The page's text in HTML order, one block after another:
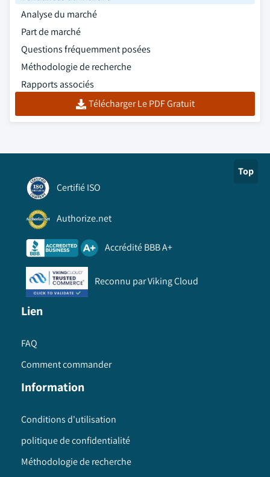
Analyse du marché
Part de marché
Questions fréquemment posées
Méthodologie de recherche
Rapports associés
Télécharger Le PDF Gratuit
Top
Certifié ISO
Authorize.net
Accrédité BBB A+
Reconnu par Viking Cloud
Lien
FAQ
Comment commander
Information
Conditions d'utilisation
politique de confidentialité
Méthodologie de recherche